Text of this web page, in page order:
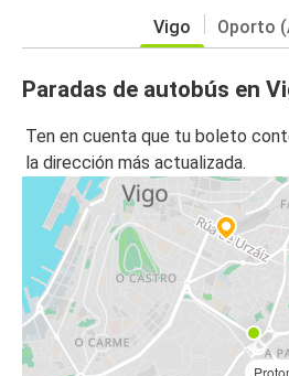
Vigo Oporto
Paradas de autobús en
Ten en cuenta que tu boleto
la dirección más actualizada.